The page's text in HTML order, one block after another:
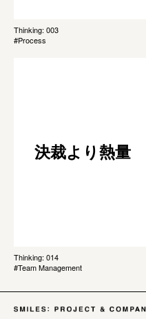
Thinking: 003
#Process
決裁より熱量
Thinking: 014
#Team Management